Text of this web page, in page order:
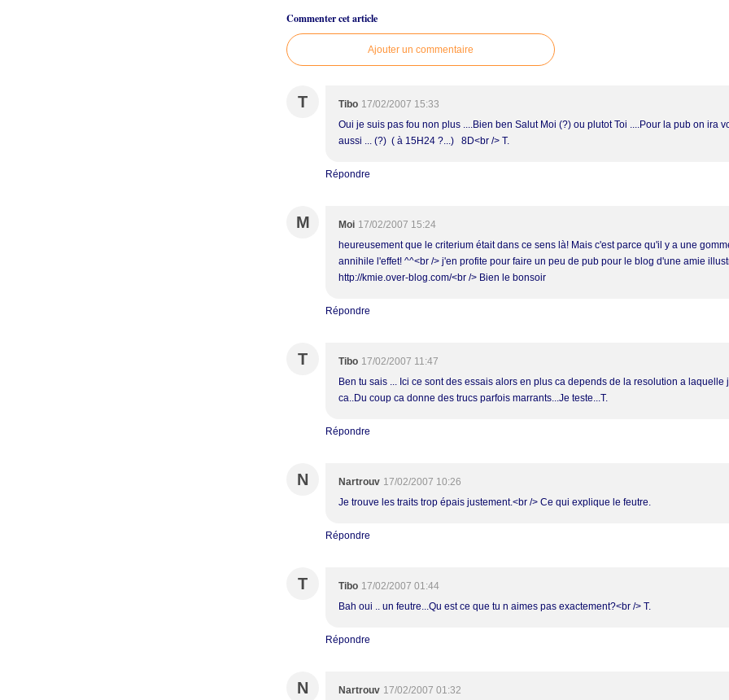
Commenter cet article
Ajouter un commentaire
T Tibo 17/02/2007 15:33
Oui je suis pas fou non plus ....Bien ben Salut Moi (?) ou plutot Toi ....Pour la pub on ira
aussi ... (?) ( à 15H24 ?...) 8D<br /> T.
Répondre
M Moi 17/02/2007 15:24
heureusement que le criterium était dans ce sens là! Mais c'est parce qu'il y a une
annihile l'effet! ^^<br /> j'en profite pour faire un peu de pub pour le blog d'une amie
http://kmie.over-blog.com/<br /> Bien le bonsoir
Répondre
T Tibo 17/02/2007 11:47
Ben tu sais ... Ici ce sont des essais alors en plus ca depends de la resolution a laquelle
ca..Du coup ca donne des trucs parfois marrants...Je teste...T.
Répondre
N Nartrouv 17/02/2007 10:26
Je trouve les traits trop épais justement.<br /> Ce qui explique le feutre.
Répondre
T Tibo 17/02/2007 01:44
Bah oui .. un feutre...Qu est ce que tu n aimes pas exactement?<br /> T.
Répondre
N Nartrouv 17/02/2007 01:32